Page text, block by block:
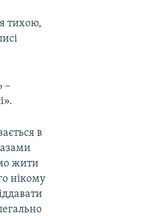
тихою,
–
в
жити
нікому